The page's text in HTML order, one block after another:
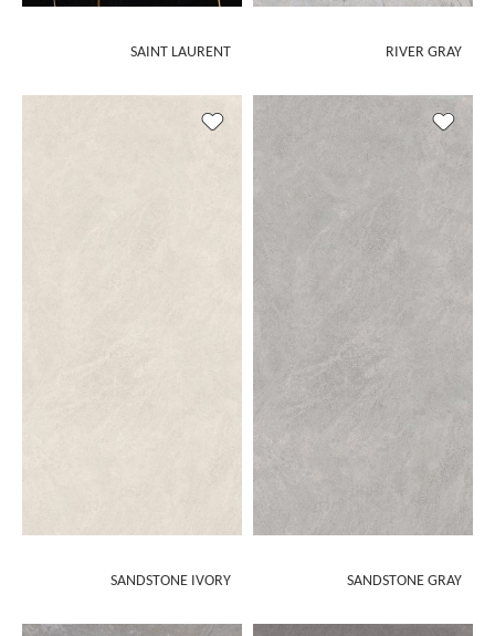
RIVER GRAY
SAINT LAURENT
SANDSTONE GRAY
SANDSTONE IVORY